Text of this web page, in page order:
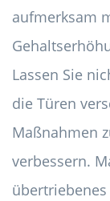
aufmerksam
Lassen Sie
die Türen
Maßnahmen
verbessern.